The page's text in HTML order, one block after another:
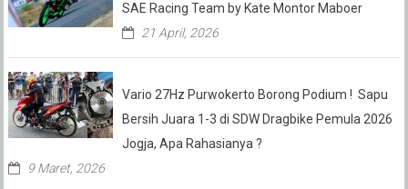
SAE Racing Team by Kate Montor Maboer
21 April, 2026
Vario 27Hz Purwokerto Borong Podium ! Sapu
Bersih Juara 1-3 di SDW Dragbike Pemula 2026
Jogja, Apa Rahasianya ?
9 Maret, 2026